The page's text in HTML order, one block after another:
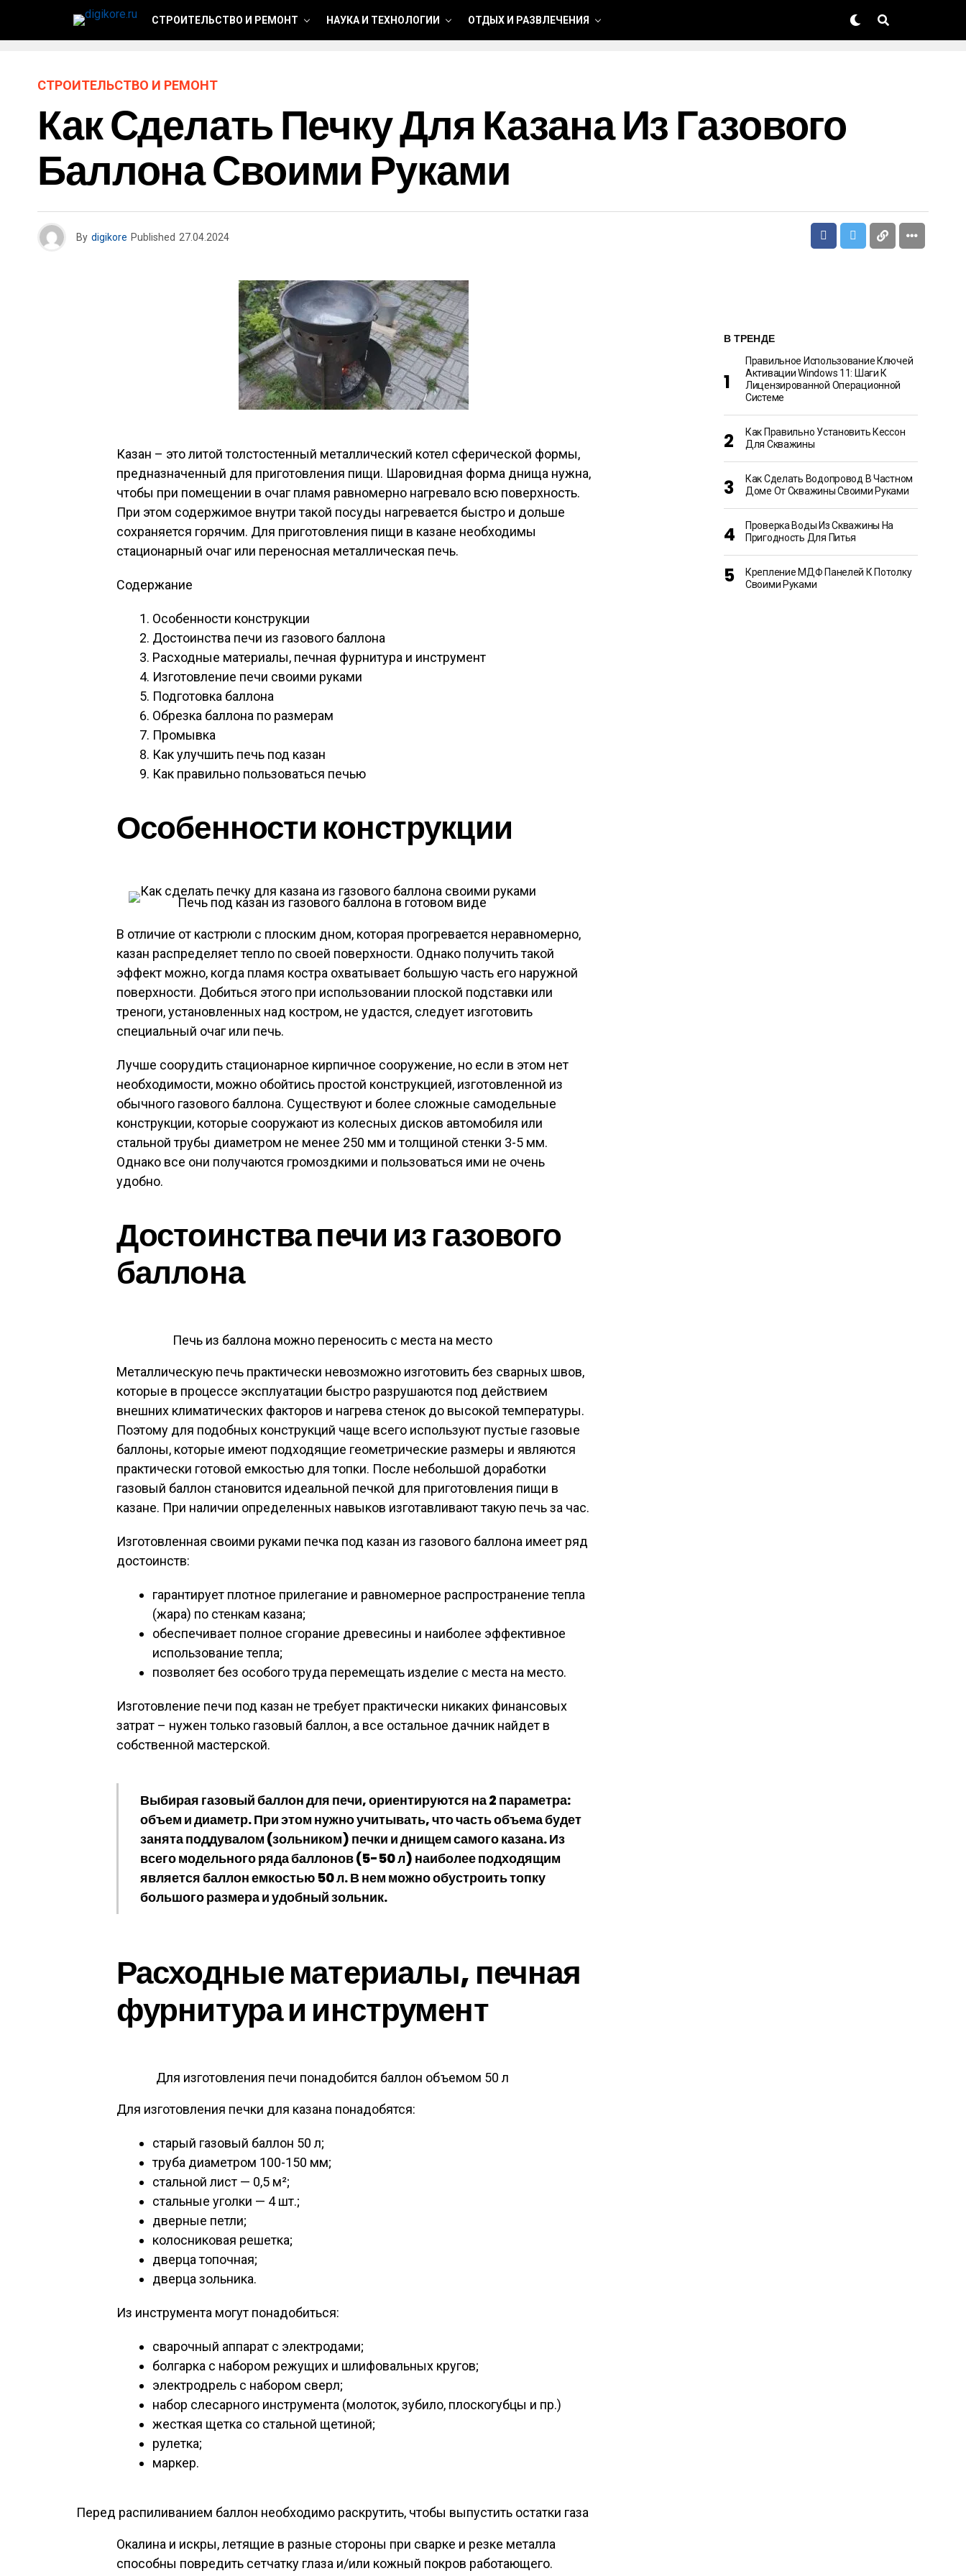
СТРОИТЕЛЬСТВО И РЕМОНТ НАУКА И ТЕХНОЛОГИИ ОТДЫХ И РАЗВЛЕЧЕНИЯ
СТРОИТЕЛЬСТВО И РЕМОНТ
Как Сделать Печку Для Казана Из Газового
Баллона Своими Руками
By digikore Published 27.04.2024
Казан – это литой толстостенный металлический котел сферической формы,
предназначенный для приготовления пищи. Шаровидная форма днища нужна,
чтобы при помещении в очаг пламя равномерно нагревало всю поверхность.
При этом содержимое внутри такой посуды нагревается быстро и дольше
сохраняется горячим. Для приготовления пищи в казане необходимы
стационарный очаг или переносная металлическая печь.
Содержание
Особенности конструкции
Достоинства печи из газового баллона
Расходные материалы, печная фурнитура и инструмент
Изготовление печи своими руками
Подготовка баллона
Обрезка баллона по размерам
Промывка
Как улучшить печь под казан
Как правильно пользоваться печью
Особенности конструкции
Печь под казан из газового баллона в готовом виде
В отличие от кастрюли с плоским дном, которая прогревается неравномерно,
казан распределяет тепло по своей поверхности. Однако получить такой
эффект можно, когда пламя костра охватывает большую часть его наружной
поверхности. Добиться этого при использовании плоской подставки или
треноги, установленных над костром, не удастся, следует изготовить
специальный очаг или печь.
Лучше соорудить стационарное кирпичное сооружение, но если в этом нет
необходимости, можно обойтись простой конструкцией, изготовленной из
обычного газового баллона. Существуют и более сложные самодельные
конструкции, которые сооружают из колесных дисков автомобиля или
стальной трубы диаметром не менее 250 мм и толщиной стенки 3-5 мм.
Однако все они получаются громоздкими и пользоваться ими не очень
удобно.
Достоинства печи из газового
баллона
Печь из баллона можно переносить с места на место
Металлическую печь практически невозможно изготовить без сварных швов,
которые в процессе эксплуатации быстро разрушаются под действием
внешних климатических факторов и нагрева стенок до высокой температуры.
Поэтому для подобных конструкций чаще всего используют пустые газовые
баллоны, которые имеют подходящие геометрические размеры и являются
практически готовой емкостью для топки. После небольшой доработки
газовый баллон становится идеальной печкой для приготовления пищи в
казане. При наличии определенных навыков изготавливают такую печь за час.
Изготовленная своими руками печка под казан из газового баллона имеет ряд
достоинств:
гарантирует плотное прилегание и равномерное распространение тепла
(жара) по стенкам казана;
обеспечивает полное сгорание древесины и наиболее эффективное
использование тепла;
позволяет без особого труда перемещать изделие с места на место.
Изготовление печи под казан не требует практически никаких финансовых
затрат – нужен только газовый баллон, а все остальное дачник найдет в
собственной мастерской.
Выбирая газовый баллон для печи, ориентируются на 2 параметра:
объем и диаметр. При этом нужно учитывать, что часть объема будет
занята поддувалом (зольником) печки и днищем самого казана. Из
всего модельного ряда баллонов (5-50 л) наиболее подходящим
является баллон емкостью 50 л. В нем можно обустроить топку
большого размера и удобный зольник.
Расходные материалы, печная
фурнитура и инструмент
Для изготовления печи понадобится баллон объемом 50 л
Для изготовления печки для казана понадобятся:
старый газовый баллон 50 л;
труба диаметром 100-150 мм;
стальной лист — 0,5 м²;
стальные уголки — 4 шт.;
дверные петли;
колосниковая решетка;
дверца топочная;
дверца зольника.
Из инструмента могут понадобиться:
сварочный аппарат с электродами;
болгарка с набором режущих и шлифовальных кругов;
электродрель с набором сверл;
набор слесарного инструмента (молоток, зубило, плоскогубцы и пр.)
жесткая щетка со стальной щетиной;
рулетка;
маркер.
Перед распиливанием баллон необходимо раскрутить, чтобы выпустить остатки газа
Окалина и искры, летящие в разные стороны при сварке и резке металла
способны повредить сетчатку глаза и/или кожный покров работающего.
В ТРЕНДЕ
Правильное Использование Ключей
Активации Windows 11: Шаги К
Лицензированной Операционной
Системе
Как Правильно Установить Кессон
Для Скважины
Как Сделать Водопровод В Частном
Доме От Скважины Своими Руками
Проверка Воды Из Скважины На
Пригодность Для Питья
Крепление МДФ Панелей К Потолку
Своими Руками